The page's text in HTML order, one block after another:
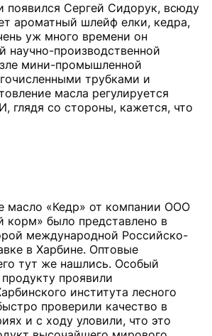
появился Сергей Сидорук, всюду
ароматный шлейф елки, кедра,
уж много времени он
научно-производственной
мини-промышленной
трубками и
масла регулируется
глядя со стороны, кажется, что
масло «Кедр» от компании ООО
было представлено в
международной Российско-
в Харбине. Оптовые
тут же нашлись. Особый
проявили
института лесного
проверили качество в
и с ходу уловили, что это